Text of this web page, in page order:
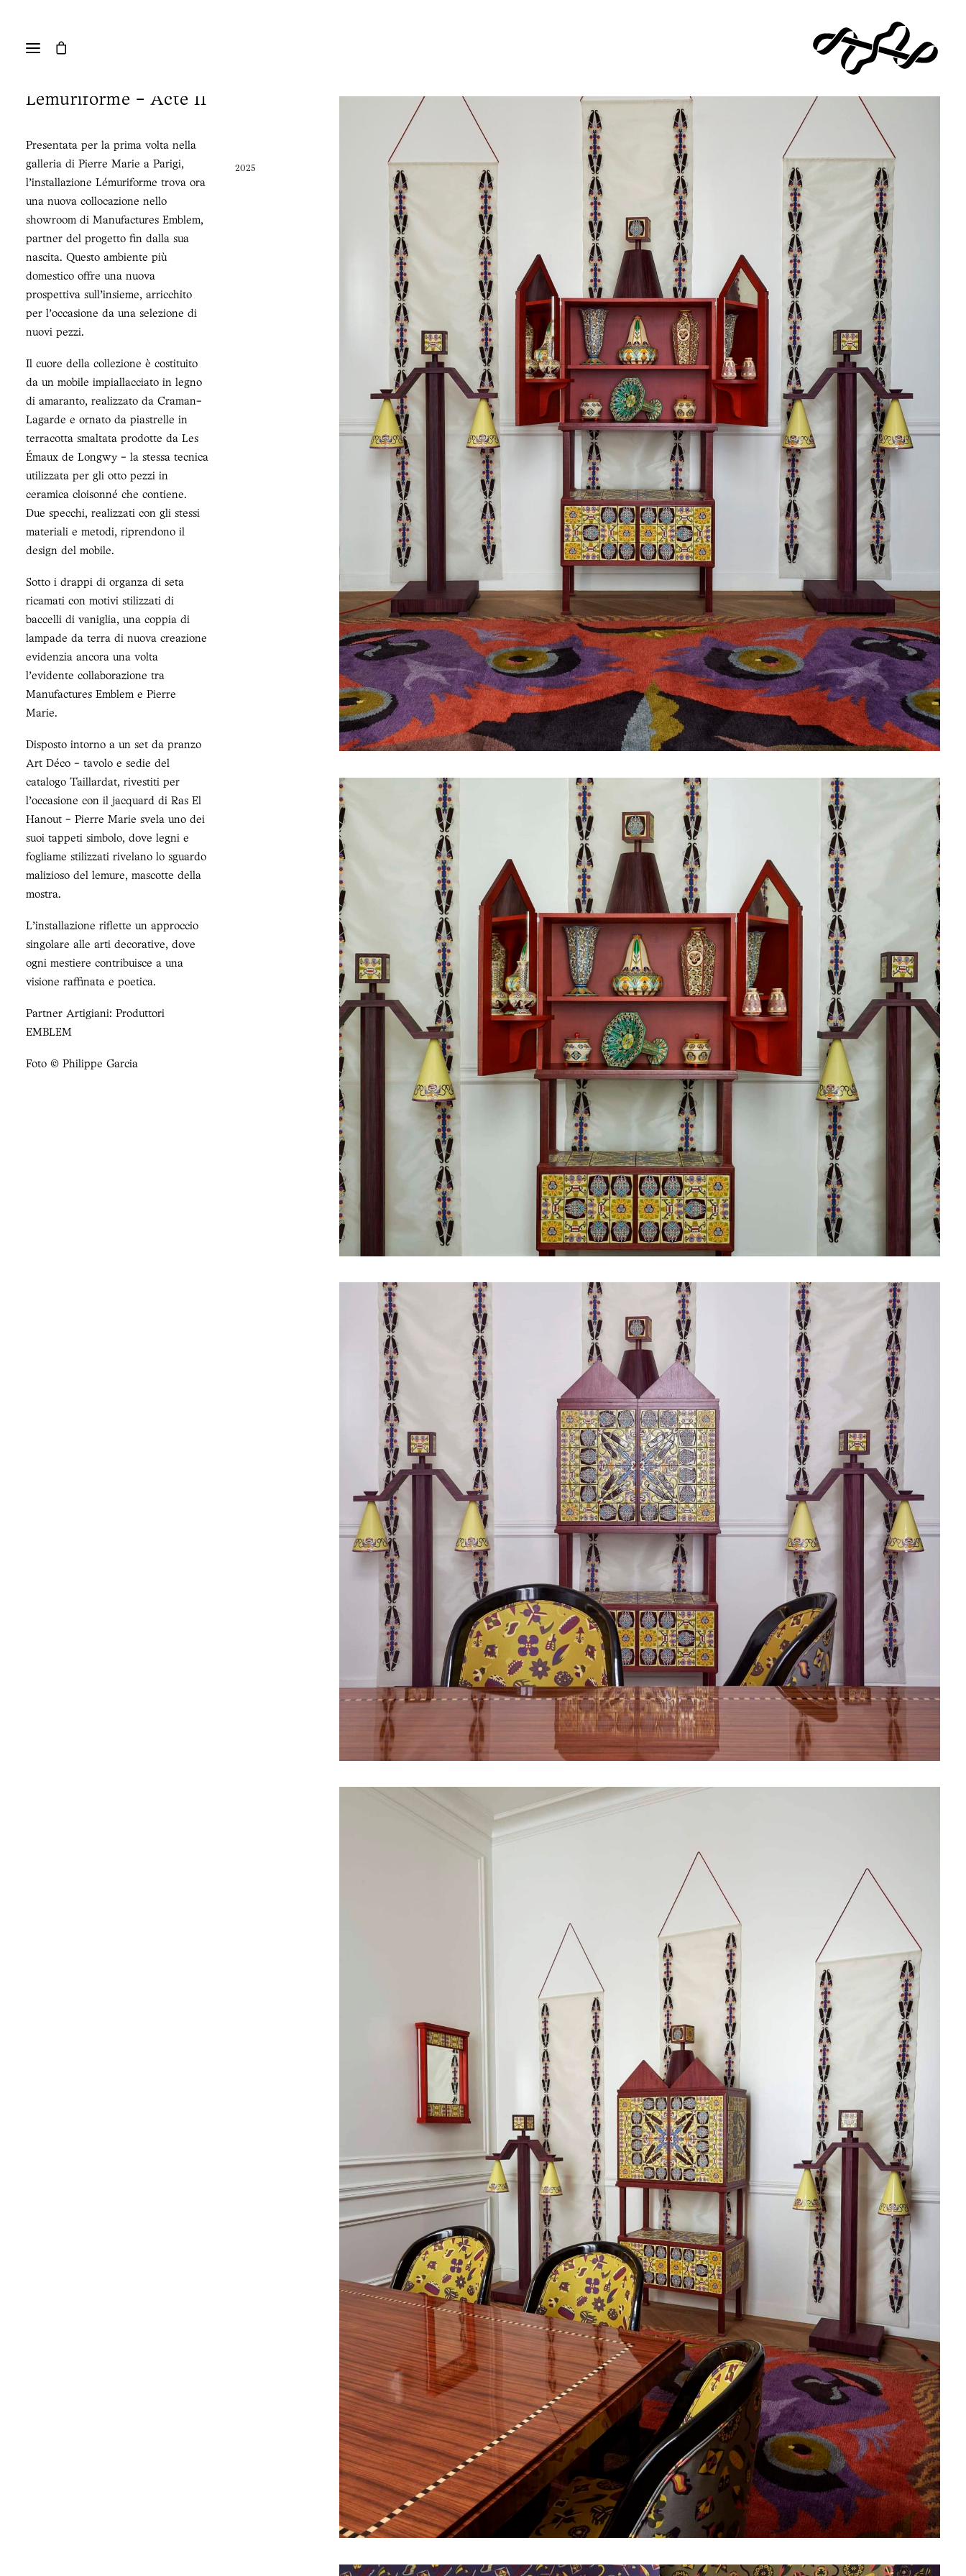
Lemuriforme - Acte II
Presentata per la prima volta nella
galleria di Pierre Marie a Parigi,
l'installazione Lémuriforme trova ora
una nuova collocazione nello
showroom di Manufactures Emblem,
partner del progetto fin dalla sua
nascita. Questo ambiente più
domestico offre una nuova
prospettiva sull'insieme, arricchito
per l'occasione da una selezione di
nuovi pezzi.
Il cuore della collezione è costituito
da un mobile impiallacciato in legno
di amaranto, realizzato da Craman-
Lagarde e ornato da piastrelle in
terracotta smaltata prodotte da Les
Émaux de Longwy - la stessa tecnica
utilizzata per gli otto pezzi in
ceramica cloisonné che contiene.
Due specchi, realizzati con gli stessi
materiali e metodi, riprendono il
design del mobile.
Sotto i drappi di organza di seta
ricamati con motivi stilizzati di
baccelli di vaniglia, una coppia di
lampade da terra di nuova creazione
evidenzia ancora una volta
l'evidente collaborazione tra
Manufactures Emblem e Pierre
Marie.
Disposto intorno a un set da pranzo
Art Déco - tavolo e sedie del
catalogo Taillardat, rivestiti per
l'occasione con il jacquard di Ras El
Hanout - Pierre Marie svela uno dei
suoi tappeti simbolo, dove legni e
fogliame stilizzati rivelano lo sguardo
malizioso del lemure, mascotte della
mostra.
L'installazione riflette un approccio
singolare alle arti decorative, dove
ogni mestiere contribuisce a una
visione raffinata e poetica.
Partner Artigiani: Produttori
EMBLEM
Foto © Philippe Garcia
2025